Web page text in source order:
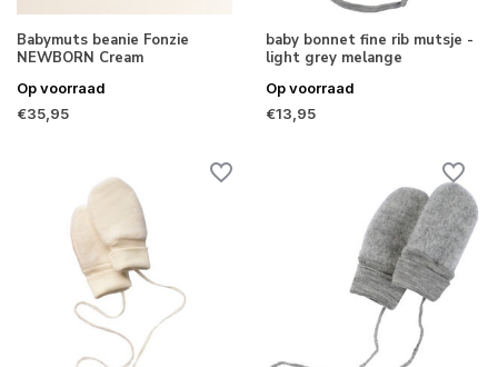
Babymuts beanie Fonzie
NEWBORN Cream
Op voorraad
€35,95
baby bonnet fine rib mutsje -
light grey melange
Op voorraad
€13,95